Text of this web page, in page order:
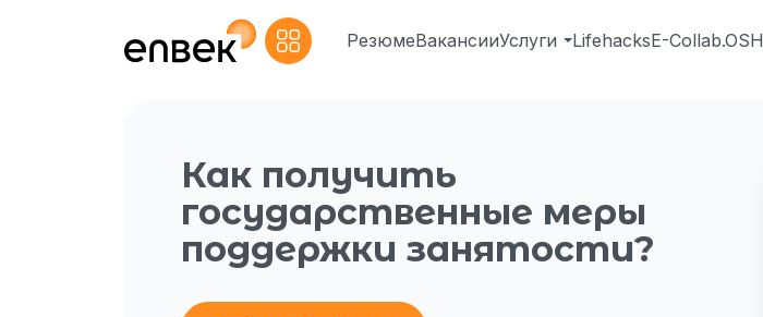
РезюмеВакансииУслуги LifehacksE-Collab.OSH
Как получить
государственные меры
поддержки занятости?